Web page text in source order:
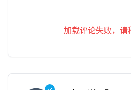
加载评论失败，请